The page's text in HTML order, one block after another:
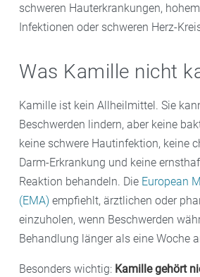
schweren Hauterkrankungen,
Infektionen oder schweren Herz-
Was Kamille nicht
Kamille ist kein Allheilmittel. Sie
Beschwerden lindern, aber keine
keine schwere Hautinfektion, keine
Darm-Erkrankung und keine
Reaktion behandeln. Die European
(EMA) empfiehlt, ärztlichen oder
einzuholen, wenn Beschwerden
Behandlung länger als eine Woche
Besonders wichtig: Kamille gehört